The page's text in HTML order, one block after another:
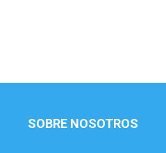
SOBRE NOSOTROS